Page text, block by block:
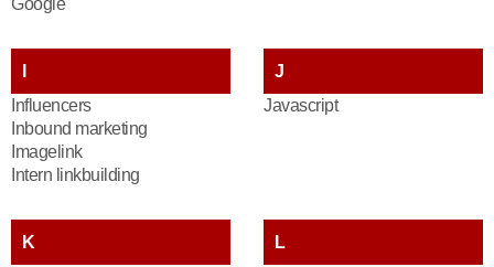
Google
Influencers
Inbound marketing
Imagelink
Intern linkbuilding
J
Javascript
K L